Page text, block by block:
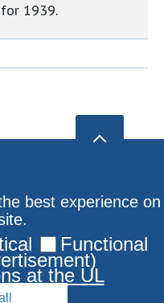
for 1939.
best experience on
Functional
at the UL